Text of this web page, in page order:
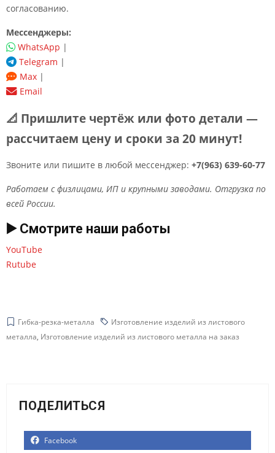
согласованию.
Мессенджеры:
WhatsApp |
Telegram |
Max |
Email
📐 Пришлите чертёж или фото детали —
рассчитаем цену и сроки за 20 минут!
Звоните или пишите в любой мессенджер: +7(963) 639-60-77
Работаем с физлицами, ИП и крупными заводами. Отгрузка по
всей России.
▶️ Смотрите наши работы
YouTube
Rutube
Гибка-резка-металла
Изготовление изделий из листового
металла, Изготовление изделий из листового металла на заказ
ПОДЕЛИТЬСЯ
Facebook